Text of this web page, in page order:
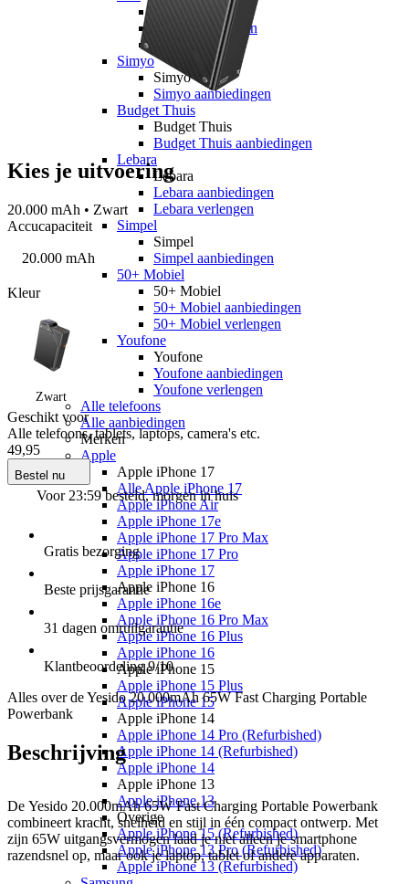
Ben
Ben aanbiedingen
Ben verlengen
Simyo
Simyo
Simyo aanbiedingen
Budget Thuis
Budget Thuis
Budget Thuis aanbiedingen
Lebara
Lebara
Lebara aanbiedingen
Lebara verlengen
Simpel
Simpel
Simpel aanbiedingen
50+ Mobiel
50+ Mobiel
50+ Mobiel aanbiedingen
50+ Mobiel verlengen
Youfone
Youfone
Youfone aanbiedingen
Youfone verlengen
Alle telefoons
Alle aanbiedingen
Merken
Apple
Apple iPhone 17
Alle Apple iPhone 17
Apple iPhone Air
Apple iPhone 17e
Apple iPhone 17 Pro Max
Apple iPhone 17 Pro
Apple iPhone 17
Apple iPhone 16
Apple iPhone 16e
Apple iPhone 16 Pro Max
Apple iPhone 16 Plus
Apple iPhone 16
Apple iPhone 15
Apple iPhone 15 Plus
Apple iPhone 15
Apple iPhone 14
Apple iPhone 14 Pro (Refurbished)
Apple iPhone 14 (Refurbished)
Apple iPhone 14
Apple iPhone 13
Apple iPhone 13
Overige
Apple iPhone 15 (Refurbished)
Apple iPhone 13 Pro (Refurbished)
Apple iPhone 13 (Refurbished)
Kies je uitvoering
20.000 mAh • Zwart
Accucapaciteit
20.000 mAh
Kleur
Zwart
Geschikt voor
Alle telefoons, tablets, laptops, camera's etc.
49,95
Bestel nu
Voor 23:59 besteld, morgen in huis
Gratis bezorging
Beste prijsgarantie
31 dagen omruilgarantie
Klantbeoordeling9/10
Alles over deYesido 20.000mAh 65W Fast Charging Portable
Powerbank
Beschrijving
De Yesido 20.000mAh 65W Fast Charging Portable Powerbank
combineert kracht, snelheid en stijl in één compact ontwerp. Met
zijn 65W uitgangsvermogen laad je niet alleen je smartphone
razendsnel op, maar ook je laptop, tablet of andere apparaten.